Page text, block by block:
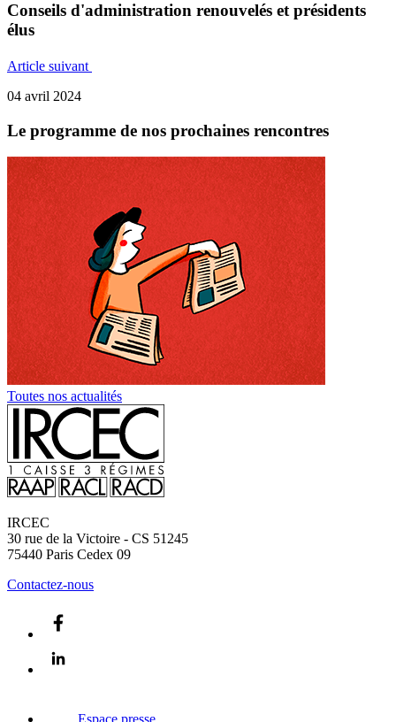
Conseils d'administration renouvelés et présidents
élus
Article suivant
04 avril 2024
Le programme de nos prochaines rencontres
Toutes nos actualités
IRCEC
30 rue de la Victoire - CS 51245
75440 Paris Cedex 09
Contactez-nous